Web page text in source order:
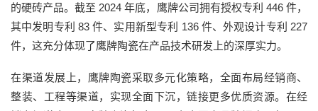
的硬砖产品。截至 2024 年底，鹰牌公司拥有授权专利 446 件，
其中发明专利 83 件、实用新型专利 136 件、外观设计专利 227
件，这充分体现了鹰牌陶瓷在产品技术研发上的深厚实力。
在渠道发展上，鹰牌陶瓷采取多元化策略，全面布局经销商、
整装、工程等渠道，实现全面下沉，链接更多优质资源。在经